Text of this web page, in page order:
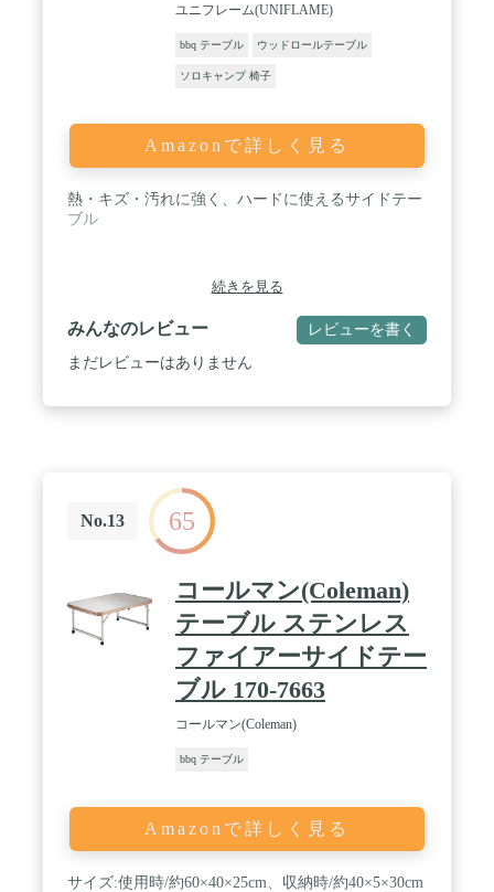
ユニフレーム(UNIFLAME)
bbq テーブル ウッドロールテーブル
ソロキャンプ 椅子
Amazonで詳しく見る
熱・キズ・汚れに強く、ハードに使えるサイドテー
ブル
続きを見る
みんなのレビュー レビューを書く
まだレビューはありません
No.13 65
コールマン(Coleman)
テーブル ステンレス
ファイアーサイドテー
ブル 170-7663
コールマン(Coleman)
bbq テーブル
Amazonで詳しく見る
サイズ:使用時/約60×40×25cm、収納時/約40×5×30cm